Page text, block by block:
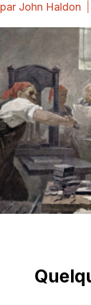
par John Haldon